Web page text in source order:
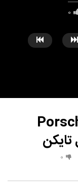
0
بعدا
حامد
مهر 17, 1400
0